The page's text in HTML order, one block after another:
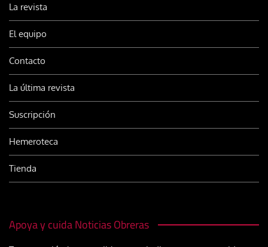
La revista
El equipo
Contacto
La última revista
Suscripción
Hemeroteca
Tienda
Apoya y cuida Noticias Obreras